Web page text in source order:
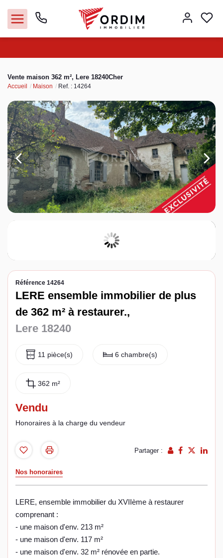
Acheter
Louer
Vendre
Immobilier pro
Faire gérer
Vente maison 362 m², Lere 18240Cher
Accueil Maison Ref. : 14264
Référence 14264
LERE ensemble immobilier de plus
de 362 m² à restaurer.,
Lere 18240
11 pièce(s) 6 chambre(s)
362 m²
Vendu
Honoraires à la charge du vendeur
Partager :
Nos honoraires
LERE, ensemble immobilier du XVIIème à restaurer
comprenant :
- une maison d'env. 213 m²
- une maison d'env. 117 m²
- une maison d'env. 32 m² rénovée en partie.